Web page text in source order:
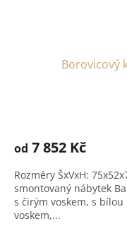
Borovicový
od 7 852 Kč
Rozměry ŠxVxH:
smontovaný nábytek
s čirým voskem, s
voskem,...